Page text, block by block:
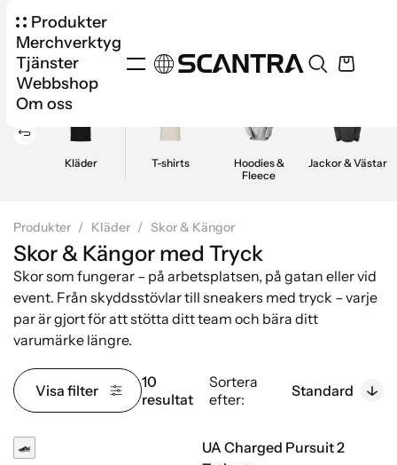
Produkter
Merchverktyg
Tjänster
Webbshop
Om oss
Kläder T-shirts
Hoodies &
Fleece
Jackor & Västar
Produkter Kläder Skor & Kängor
Skor & Kängor med Tryck
Skor som fungerar – på arbetsplatsen, på gatan eller vid
event. Från skyddsstövlar till sneakers med tryck – varje
par är gjort för att stötta ditt team och bära ditt
varumärke längre.
Visa filter
10
resultat
Sortera
efter:
Standard
UA Charged Pursuit 2